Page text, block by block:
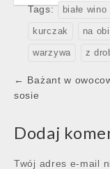
Tags: białe wino
kurczak na
warzywa z
Post
navigation
← Bażant w
sosie
Dodaj
Twój adres e-mail